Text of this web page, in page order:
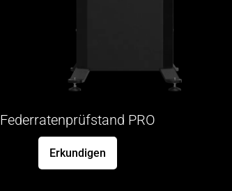
Federratenprüfstand PRO
Erkundigen